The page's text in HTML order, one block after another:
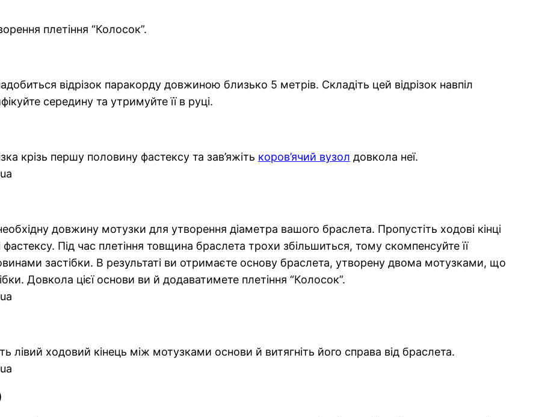
плетіння “Колосок”.
відрізок паракорду довжиною близько 5 метрів. Складіть цей відрізок навпіл
середину та утримуйте її в руці.
крізь першу половину фастексу та зав’яжіть коров’ячий вузол довкола неї.
довжину мотузки для утворення діаметра вашого браслета. Пропустіть ходові кінці
Під час плетіння товщина браслета трохи збільшиться, тому скомпенсуйте її
застібки. В результаті ви отримаєте основу браслета, утворену двома мотузками, що
Довкола цієї основи ви й додаватимете плетіння “Колосок”.
лівий ходовий кінець між мотузками основи й витягніть його справа від браслета.